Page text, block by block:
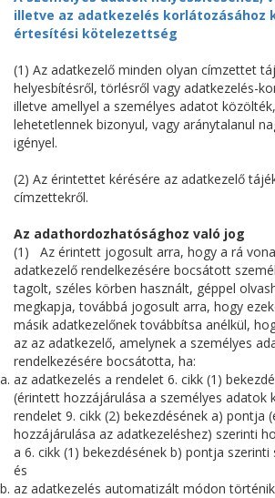
illetve az adatkezelés korlátozásához
értesítési kötelezettség
(1) Az adatkezelő minden olyan címzettet
helyesbítésről, törlésről vagy adatkezelés-
illetve amellyel a személyes adatot
lehetetlennek bizonyul, vagy aránytalanul
igényel.
(2) Az érintettet kérésére az adatkezelő
címzettekről.
Az adathordozhatósághoz való jog
(1) Az érintett jogosult arra, hogy a rá
adatkezelő rendelkezésére bocsátott
tagolt, széles körben használt, géppel
megkapja, továbbá jogosult arra, hogy
másik adatkezelőnek továbbítsa anélkül,
az az adatkezelő, amelynek a személyes
rendelkezésére bocsátotta, ha:
az adatkezelés a rendelet 6. cikk (1)
(érintett hozzájárulása a személyes adatok
rendelet 9. cikk (2) bekezdésének a) pontja
hozzájárulása az adatkezeléshez) szerinti
a 6. cikk (1) bekezdésének b) pontja szerinti
és
az adatkezelés automatizált módon